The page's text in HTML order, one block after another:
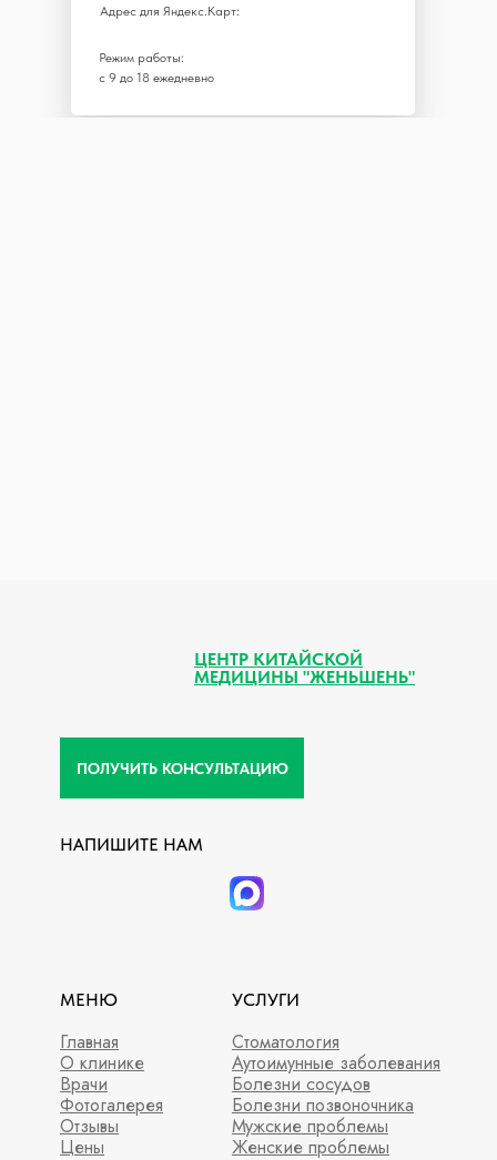
Адрес для Яндекс.Карт:
Режим работы:
с 9 до 18 ежедневно
Главная
О клинике
Врачи
Фотогалерея
Отзывы
Цены
Стоматология
Аутоимунные заболевания
Болезни сосудов
Болезни позвоночника
Мужские проблемы
Женские проблемы
УСЛУГИ
МЕНЮ
ЦЕНТР КИТАЙСКОЙ
МЕДИЦИНЫ "ЖЕНЬШЕНЬ"
НАПИШИТЕ НАМ
ПОЛУЧИТЬ КОНСУЛЬТАЦИЮ